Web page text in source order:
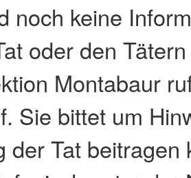
noch keine
oder den
Montabaur
Sie bittet um
der Tat beitragen